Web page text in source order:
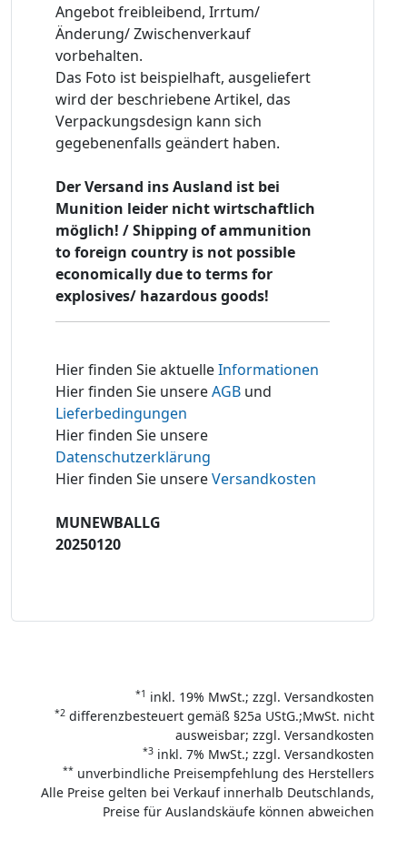
Angebot freibleibend, Irrtum/
Änderung/ Zwischenverkauf
vorbehalten.
Das Foto ist beispielhaft, ausgeliefert
wird der beschriebene Artikel, das
Verpackungsdesign kann sich
gegebenenfalls geändert haben.
Der Versand ins Ausland ist bei
Munition leider nicht wirtschaftlich
möglich! / Shipping of ammunition
to foreign country is not possible
economically due to terms for
explosives/ hazardous goods!
Hier finden Sie aktuelleInformationen
Hier finden Sie unsereAGB und
Lieferbedingungen
Hier finden Sie unsere
Datenschutzerklärung
Hier finden Sie unsereVersandkosten
MUNEWBALLG
20250120
*1 inkl. 19% MwSt.; zzgl. Versandkosten
*2 differenzbesteuert gemäß §25a UStG.;MwSt. nicht
ausweisbar; zzgl. Versandkosten
*3 inkl. 7% MwSt.; zzgl. Versandkosten
** unverbindliche Preisempfehlung des Herstellers
Alle Preise gelten bei Verkauf innerhalb Deutschlands,
Preise für Auslandskäufe können abweichen